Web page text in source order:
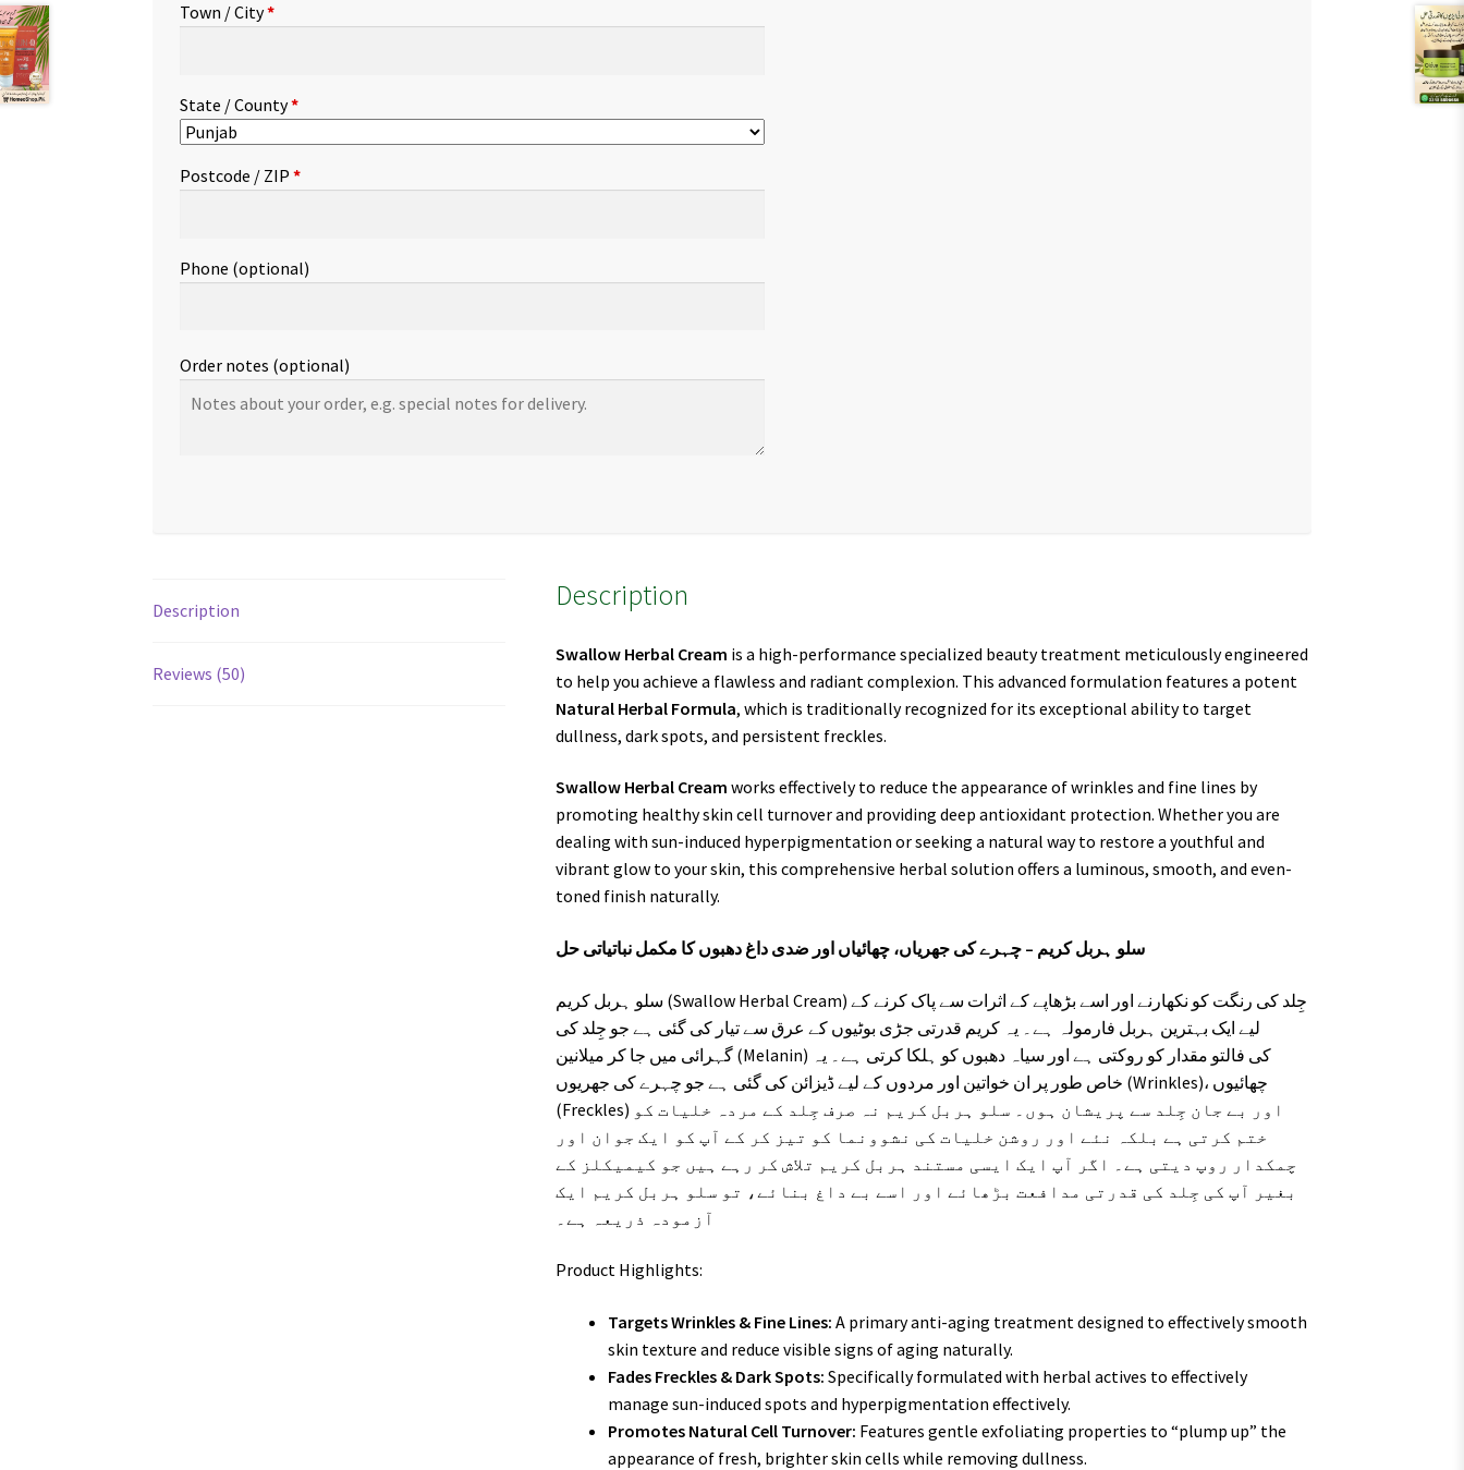
etc.(optional)
Town / City*
State / County*
Postcode / ZIP*
Phone (optional)
Order notes (optional)
Description
Reviews (50)
Description
Swallow Herbal Cream is a high-performance specialized beauty treatment meticulously engineered
to help you achieve a flawless and radiant complexion. This advanced formulation features a potent
Natural Herbal Formula, which is traditionally recognized for its exceptional ability to target
dullness, dark spots, and persistent freckles.
Swallow Herbal Cream works effectively to reduce the appearance of wrinkles and fine lines by
promoting healthy skin cell turnover and providing deep antioxidant protection. Whether you are
dealing with sun-induced hyperpigmentation or seeking a natural way to restore a youthful and
vibrant glow to your skin, this comprehensive herbal solution offers a luminous, smooth, and even-
toned finish naturally.
سلو ہربل کریم – چہرے کی جھریاں، چھائیاں اور ضدی داغ دھبوں کا مکمل نباتیاتی حل
سلو ہربل کریم (Swallow Herbal Cream) جِلد کی رنگت کو نکھارنے اور اسے بڑھاپے کے اثرات سے پاک کرنے کے
لیے ایک بہترین ہربل فارمولہ ہے۔ یہ کریم قدرتی جڑی بوٹیوں کے عرق سے تیار کی گئی ہے جو جِلد کی
گہرائی میں جا کر میلانین (Melanin) کی فالتو مقدار کو روکتی ہے اور سیاہ دھبوں کو ہلکا کرتی ہے۔ یہ
خاص طور پر ان خواتین اور مردوں کے لیے ڈیزائن کی گئی ہے جو چہرے کی جھریوں (Wrinkles)، چھائیوں
(Freckles) اور بے جان جِلد سے پریشان ہوں۔ سلو ہربل کریم نہ صرف جِلد کے مردہ خلیات کو
ختم کرتی ہے بلکہ نئے اور روشن خلیات کی نشوونما کو تیز کر کے آپ کو ایک جوان اور
چمکدار روپ دیتی ہے۔ اگر آپ ایک ایسی مستند ہربل کریم تلاش کر رہے ہیں جو کیمیکلز کے
بغیر آپ کی جِلد کی قدرتی مدافعت بڑھائے اور اسے بے داغ بنائے، تو سلو ہربل کریم ایک
آزمودہ ذریعہ ہے۔
Product Highlights:
Targets Wrinkles & Fine Lines: A primary anti-aging treatment designed to effectively smooth
skin texture and reduce visible signs of aging naturally.
Fades Freckles & Dark Spots: Specifically formulated with herbal actives to effectively
manage sun-induced spots and hyperpigmentation effectively.
Promotes Natural Cell Turnover: Features gentle exfoliating properties to “plump up” the
appearance of fresh, brighter skin cells while removing dullness.